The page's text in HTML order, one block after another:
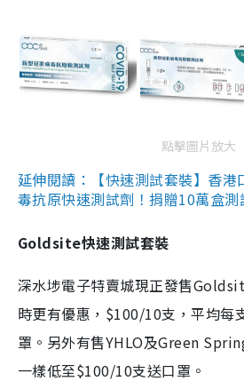
點擊圖片放大
延伸閱讀：【快速測試套裝】香
毒抗原快速測試劑！捐贈10萬盒
Goldsite快速測試套裝
深水埗電子特賣城現正發售
時更有優惠，$100/10支，平均每
罩。另外有售YHLO及Green
一樣低至$100/10支送口罩。